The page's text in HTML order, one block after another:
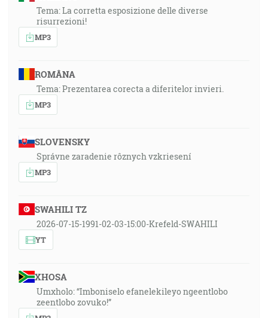
Tema: La corretta esposizione delle diverse
risurrezioni!
MP3
ROMÂNA
Tema: Prezentarea corecta a diferitelor invieri.
MP3
SLOVENSKY
Správne zaradenie rôznych vzkriesení
MP3
SWAHILI TZ
2026-07-15-1991-02-03-15:00-Krefeld-SWAHILI
YT
XHOSA
Umxholo: “Imboniselo efanelekileyo ngeentlobo
zeentlobo zovuko!”